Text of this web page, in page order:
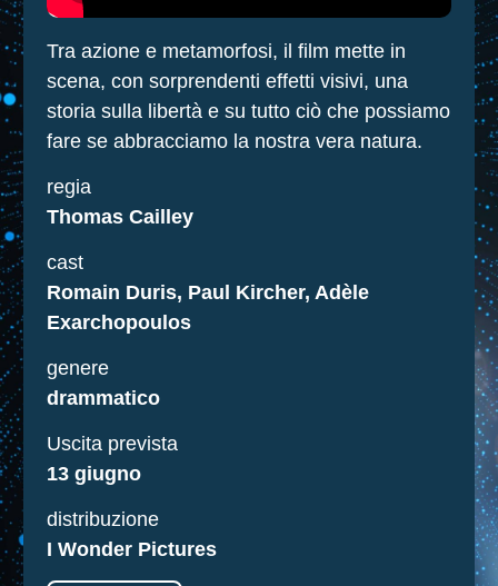
Tra azione e metamorfosi, il film mette in
scena, con sorprendenti effetti visivi, una
storia sulla libertà e su tutto ciò che possiamo
fare se abbracciamo la nostra vera natura.
regia
Thomas Cailley
cast
Romain Duris, Paul Kircher, Adèle
Exarchopoulos
genere
drammatico
Uscita prevista
13 giugno
distribuzione
I Wonder Pictures